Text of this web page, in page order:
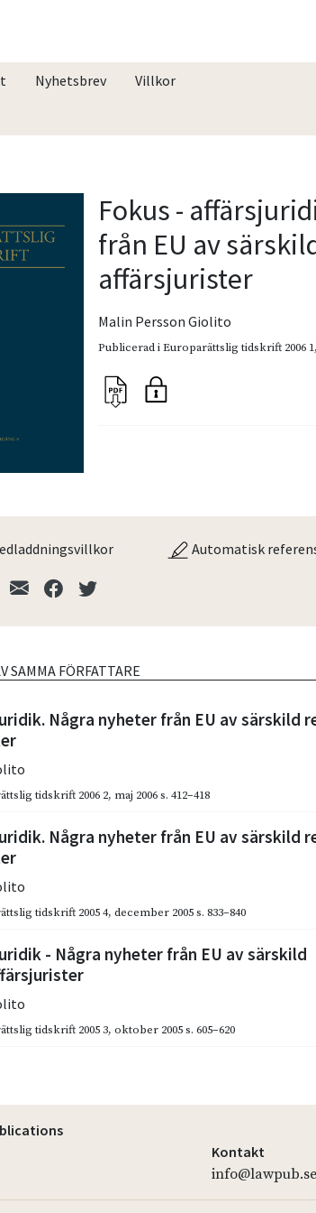
Nyhetsbrev Villkor
Fokus -
från EU av
affärsjurister
Malin Persson Giolito
Publicerad iEuroparättslig tidskrift 2006 1,
Automatisk
SAMMA FÖRFATTARE
Några nyheter från EU av särskild
tidskrift 2006 2, maj 2006 s. 412–418
Några nyheter från EU av särskild
tidskrift 2005 4,december 2005 s. 833–840
- Några nyheter från EU av särskild
tidskrift 2005 3,oktober 2005 s. 605–620
Kontakt
info@lawpub.se